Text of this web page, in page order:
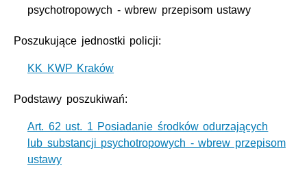
psychotropowych - wbrew przepisom ustawy
Poszukujące jednostki policji:
KK KWP Kraków
Podstawy poszukiwań:
Art. 62 ust. 1 Posiadanie środków odurzających
lub substancji psychotropowych - wbrew przepisom
ustawy